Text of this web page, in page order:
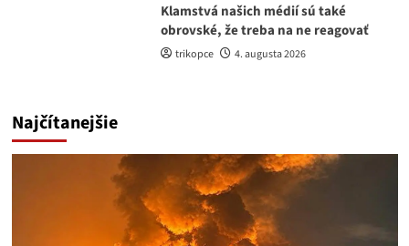
Klamstvá našich médií sú také
obrovské, že treba na ne reagovať
trikopce 4. augusta 2026
Najčítanejšie